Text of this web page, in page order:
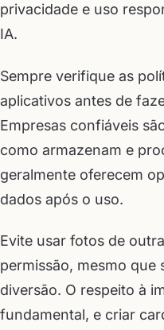
privacidade e uso
IA.
Sempre verifique as
aplicativos antes de
Empresas confiáveis
como armazenam e
geralmente oferecem
dados após o uso.
Evite usar fotos de
permissão, mesmo que
diversão. O respeito à
fundamental, e criar